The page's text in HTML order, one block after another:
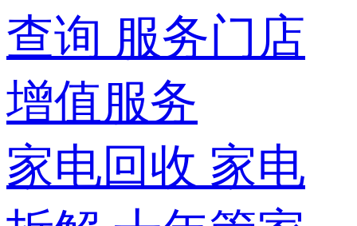
查询 服务门店
增值服务
家电回收 家电